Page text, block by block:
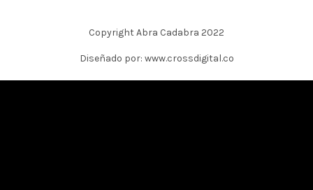
Copyright Abra Cadabra 2022
Diseñado por: www.crossdigital.co